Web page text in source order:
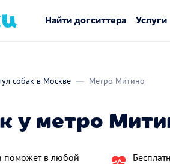
Найти догситтера Услуги
собак в Москве Метро Митино
у метро
поможет в любой